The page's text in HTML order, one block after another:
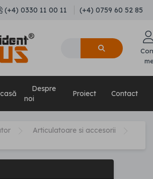
(+4) 0330 11 00 11 (+4) 0759 60 52 85
Despre
noi
Proiect Contact
Articulatoare si accesorii